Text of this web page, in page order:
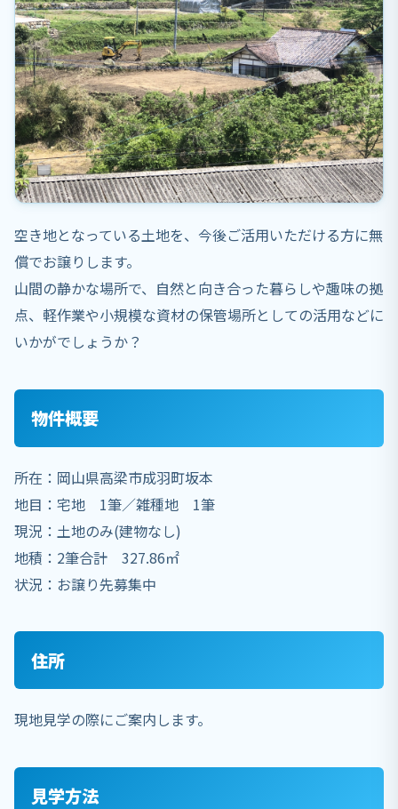
空き地となっている土地を、今後ご活用いただける方に無
償でお譲りします。
山間の静かな場所で、自然と向き合った暮らしや趣味の拠
点、軽作業や小規模な資材の保管場所としての活用などに
いかがでしょうか？
物件概要
所在：岡山県高梁市成羽町坂本
地目：宅地 1筆／雑種地 1筆
現況：土地のみ(建物なし)
地積：2筆合計 327.86㎡
状況：お譲り先募集中
住所
現地見学の際にご案内します。
見学方法